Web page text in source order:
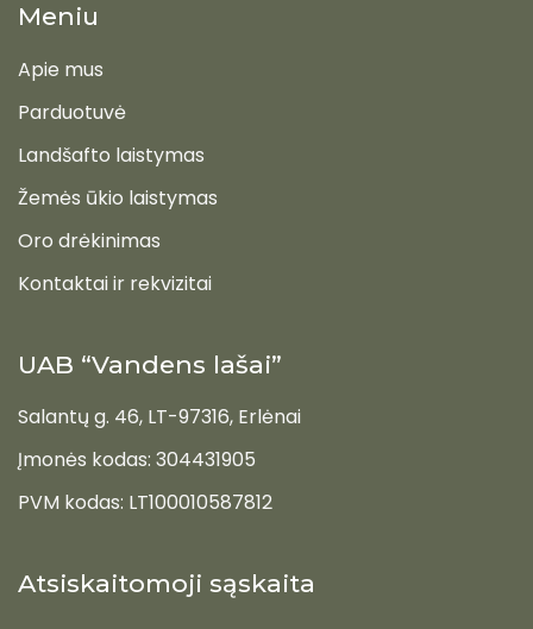
UAB “Vandens lašai”
Salantų g. 46, LT-97316, Erlėnai
Įmonės kodas: 304431905
PVM kodas: LT100010587812
Atsiskaitomoji sąskaita
Meniu
Apie mus
Parduotuvė
Landšafto laistymas
Žemės ūkio laistymas
Oro drėkinimas
Kontaktai ir rekvizitai